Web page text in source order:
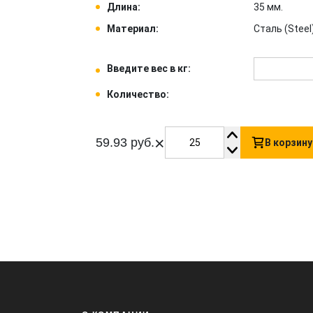
Длина:
35 мм.
Материал:
Сталь (Steel)
Введите вес в кг:
Количество:
59.93 руб.× В корзину